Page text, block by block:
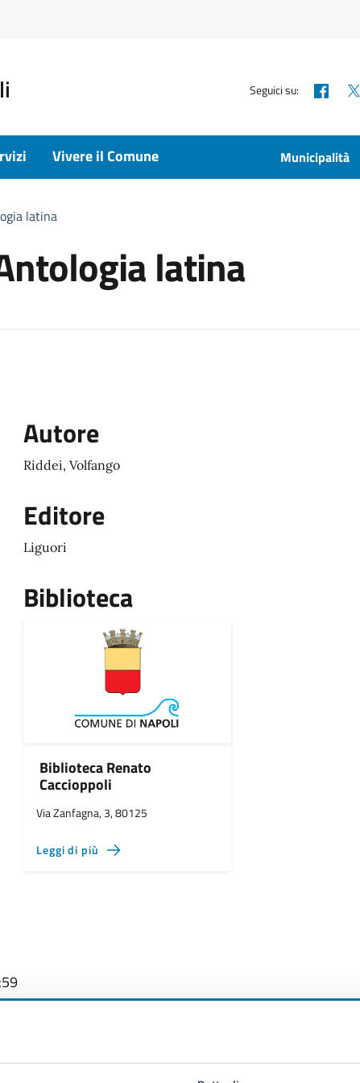
Seguici su:
Vivere il Comune Municipalità
latina
latina
Autore
Riddei, Volfango
Editore
Liguori
Biblioteca
Biblioteca Renato
Caccioppoli
Via Zanfagna, 3, 80125
Leggi di più